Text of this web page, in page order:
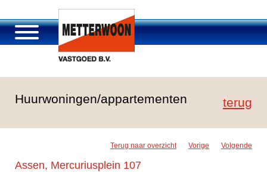
Portfolio
Huurwoningen/appartementen terug
Terug naar overzicht Vorige Volgende
Assen, Mercuriusplein 107